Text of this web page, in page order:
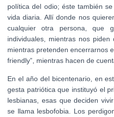
política del odio; éste también
vida diaria. Allí donde nos
cualquier otra persona, que
individuales, mientras nos
mientras pretenden encerrarnos
friendly”, mientras hacen de
En el año del bicentenario, en
gesta patriótica que instituyó el
lesbianas, esas que deciden
se llama lesbofobia. Los